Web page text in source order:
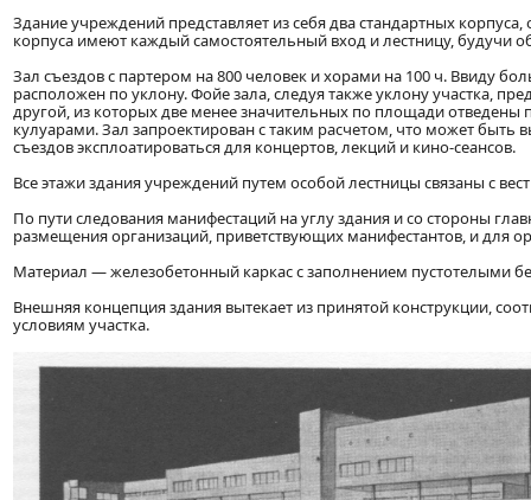
Здание учреждений представляет из себя два стандартных
корпуса имеют каждый самостоятельный вход и лестницу, будучи
Зал съездов с партером на 800 человек и хорами на 100 ч. Ввиду
расположен по уклону. Фойе зала, следуя также уклону участка,
другой, из которых две менее значительных по площади отведены
кулуарами. Зал запроектирован с таким расчетом, что может
съездов эксплоатироваться для концертов, лекций и кино-сеансов.
Все этажи здания учреждений путем особой лестницы связаны с
По пути следования манифестаций на углу здания и со стороны
размещения организаций, приветствующих манифестантов, и для
Материал — железобетонный каркас с заполнением пустотелыми
Внешняя концепция здания вытекает из принятой конструкции,
условиям участка.